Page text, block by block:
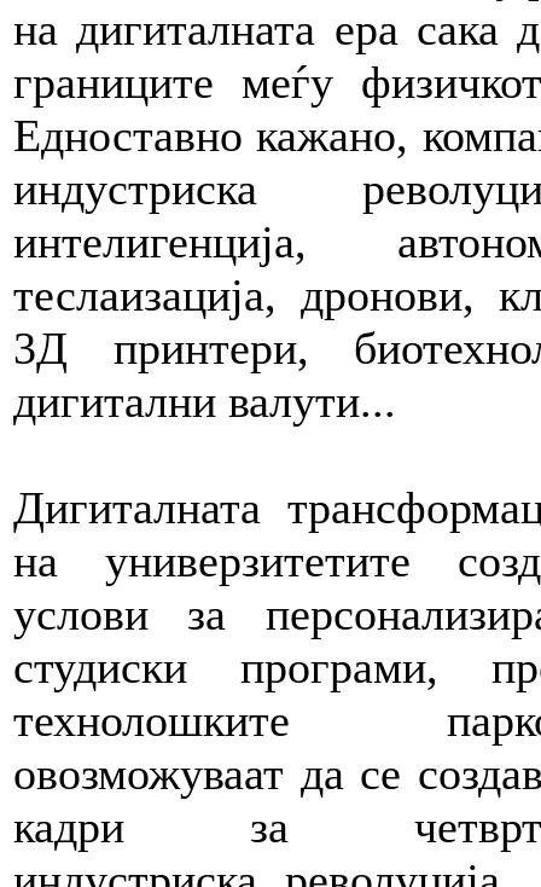
на дигиталната ера сака
границите меѓу
Едноставно кажано,
индустриска
интелигенција,
теслаизација, дронови,
3Д принтери,
дигитални валути...
Дигиталната
на универзитетите
услови за
студиски програми,
технолошките
овозможуваат да се
кадри за